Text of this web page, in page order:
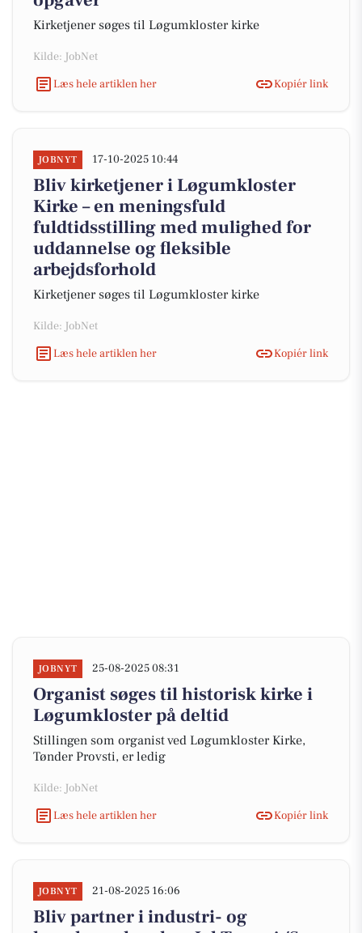
Kirketjener søges til Løgumkloster kirke
Kilde: JobNet
Læs hele artiklen her
Kopiér link
JOBNYT 17-10-2025 10:44
Bliv kirketjener i Løgumkloster
Kirke – en meningsfuld
fuldtidsstilling med mulighed for
uddannelse og fleksible
arbejdsforhold
Kirketjener søges til Løgumkloster kirke
Kilde: JobNet
Læs hele artiklen her
Kopiér link
JOBNYT 25-08-2025 08:31
Organist søges til historisk kirke i
Løgumkloster på deltid
Stillingen som organist ved Løgumkloster Kirke,
Tønder Provsti, er ledig
Kilde: JobNet
Læs hele artiklen her
Kopiér link
JOBNYT 21-08-2025 16:06
Bliv partner i industri- og